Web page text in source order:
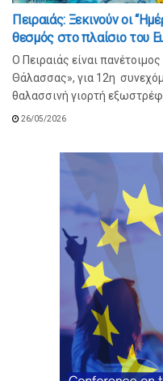
Πειραιάς: Ξεκινούν οι
θεσμός στο πλαίσιο του
O Πειραιάς είναι
Θάλασσας», για 12η
θαλασσινή γιορτή
26/05/2026